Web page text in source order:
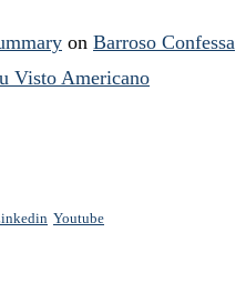
on Barroso Confessa
Visto Americano
Youtube